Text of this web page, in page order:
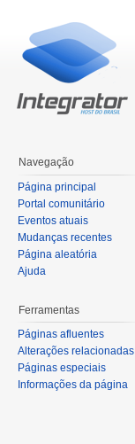
Navegação
Página principal
Portal comunitário
Eventos atuais
Mudanças recentes
Página aleatória
Ajuda
Ferramentas
Páginas afluentes
Alterações relacionadas
Páginas especiais
Informações da página